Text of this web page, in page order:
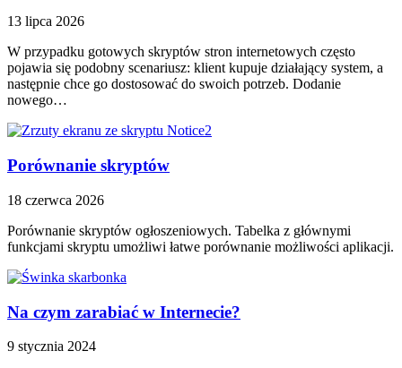
13 lipca 2026
W przypadku gotowych skryptów stron internetowych często
pojawia się podobny scenariusz: klient kupuje działający system, a
następnie chce go dostosować do swoich potrzeb. Dodanie
nowego…
Porównanie skryptów
18 czerwca 2026
Porównanie skryptów ogłoszeniowych. Tabelka z głównymi
funkcjami skryptu umożliwi łatwe porównanie możliwości aplikacji.
Na czym zarabiać w Internecie?
9 stycznia 2024